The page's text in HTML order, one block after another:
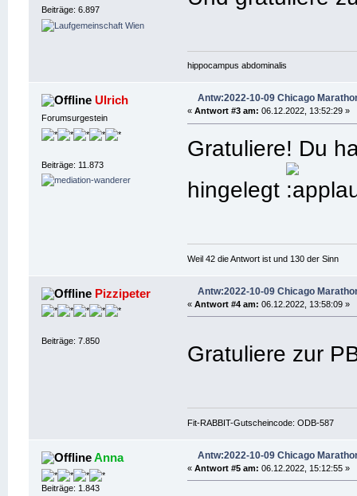
Beiträge: 6.897
hippocampus abdominalis
Ulrich
Forumsurgestein
Beiträge: 11.873
Antw:2022-10-09 Chicago
«Antwort #3 am: 06.12.2022, 13:52:29 »
Gratuliere! Du
hingelegt
Weil 42 die Antwort ist und 130 der Sinn
Pizzipeter
Beiträge: 7.850
Antw:2022-10-09 Chicago
«Antwort #4 am: 06.12.2022, 13:58:09 »
Gratuliere zur
Fit-RABBIT-Gutscheincode: ODB-587
Anna
Beiträge: 1.843
Antw:2022-10-09 Chicago
«Antwort #5 am: 06.12.2022, 15:12:55 »